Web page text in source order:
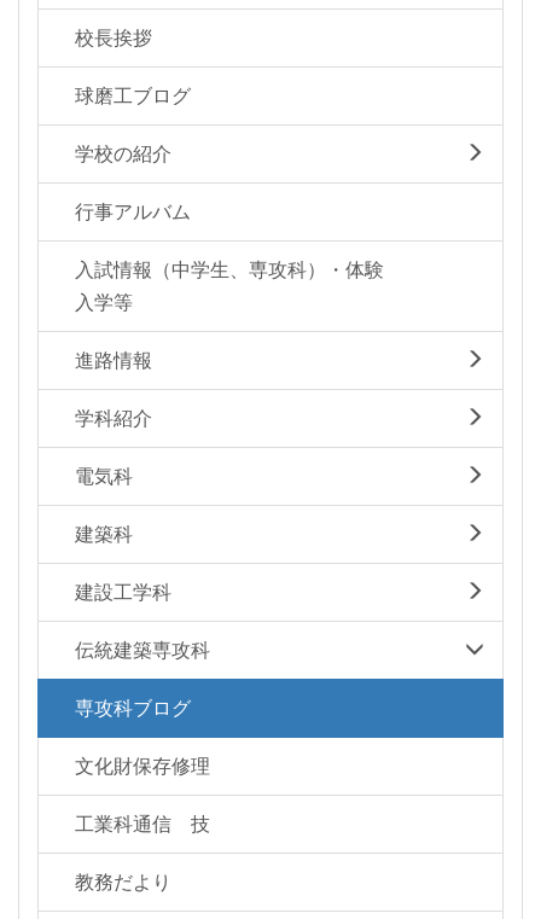
校長挨拶
球磨工ブログ
学校の紹介
行事アルバム
入試情報（中学生、専攻科）・体験
入学等
進路情報
学科紹介
電気科
建築科
建設工学科
伝統建築専攻科
専攻科ブログ
文化財保存修理
工業科通信 技
教務だより